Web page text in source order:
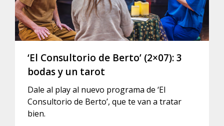
‘El Consultorio de Berto’ (2×07): 3
bodas y un tarot
Dale al play al nuevo programa de ‘El
Consultorio de Berto’, que te van a tratar
bien.